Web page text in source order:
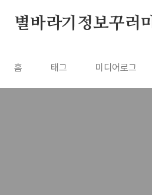
별바라기정보꾸러미
홈 태그 미디어로그